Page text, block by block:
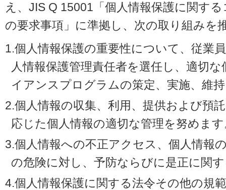
え、JIS Q 15001「個人情報保護に関す
の要求事項」に準拠し、次の取り組みを
1.個人情報保護の重要性について、従業
人情報保護管理責任者を選任し、適切
イアンスプログラムの策定、実施、維
2.個人情報の収集、利用、提供および預
応じた個人情報の適切な管理を努めま
3.個人情報への不正アクセス、個人情報
の危険に対し、予防ならびに是正に関
4.個人情報保護に関する法令その他の規